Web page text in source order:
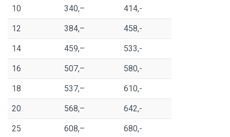
10 340,– 414,-
12 384,– 458,-
14 459,– 533,-
16 507,– 580,-
18 537,– 610,-
20 568,– 642,-
25 608,– 680,-